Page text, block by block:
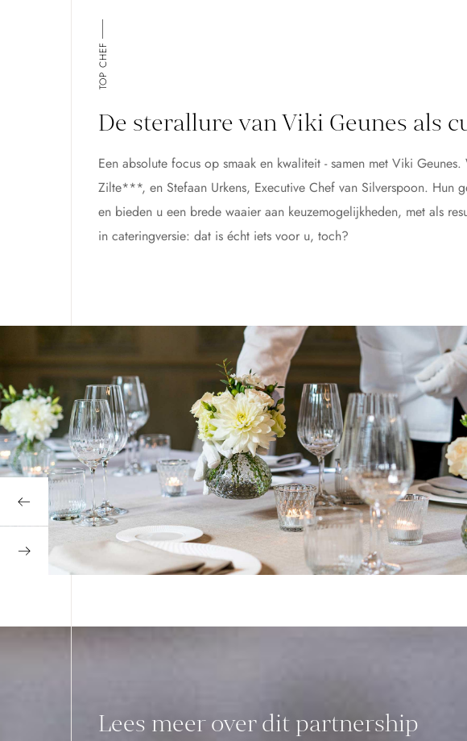
TOP CHEF
De sterallure van Viki Geunes als
Een absolute focus op smaak en kwaliteit - samen met Viki
Zilte***, en Stefaan Urkens, Executive Chef van Silverspoon. Hun
en bieden u een brede waaier aan keuzemogelijkheden, met als
in cateringversie: dat is écht iets voor u, toch?
Lees meer over dit partnership